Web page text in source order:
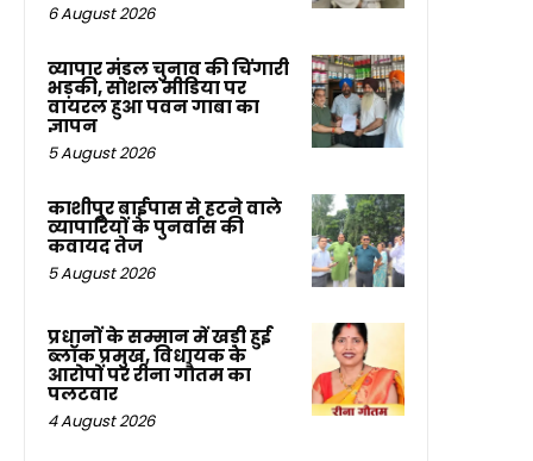
6 August 2026
व्यापार मंडल चुनाव की चिंगारी
भड़की, सोशल मीडिया पर
वायरल हुआ पवन गाबा का
ज्ञापन
5 August 2026
काशीपुर बाईपास से हटने वाले
व्यापारियों के पुनर्वास की
कवायद तेज
5 August 2026
प्रधानों के सम्मान में खड़ी हुई
ब्लॉक प्रमुख, विधायक के
आरोपों पर रीना गौतम का
पलटवार
4 August 2026